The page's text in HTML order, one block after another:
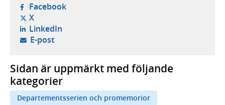
Facebook- öppnas i ny flik, extern webbplats,
X- öppnas i ny flik, extern webbplats,
LinkedIn- öppnas i ny flik, extern webbplats,
E-post- öppnar din e-postklient,
Sidan är uppmärkt med följande
kategorier
Departementsserien och promemorior